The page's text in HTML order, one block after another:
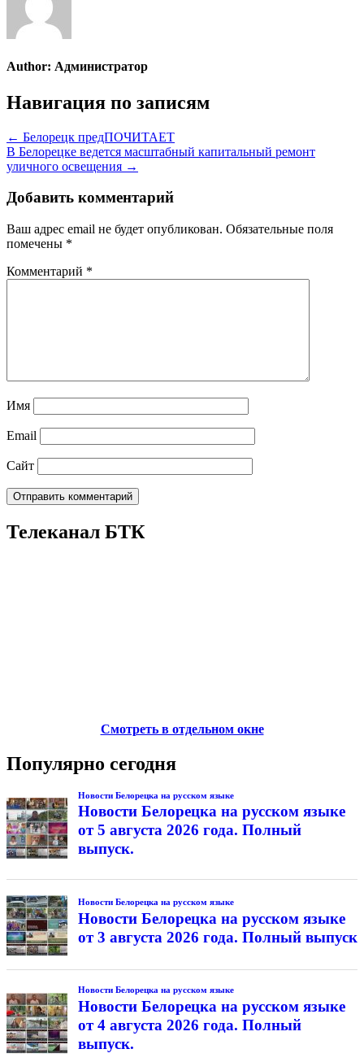
Author: Администратор
Навигация по записям
← Белорецк предПОЧИТАЕТ
В Белорецке ведется масштабный капитальный ремонт
уличного освещения →
Добавить комментарий
Ваш адрес email не будет опубликован. Обязательные поля
помечены *
Комментарий *
Имя
Email
Сайт
Телеканал БТК
Смотреть в отдельном окне
Популярно сегодня
Новости Белорецка на русском языке
Новости Белорецка на русском языке
от 5 августа 2026 года. Полный
выпуск.
Новости Белорецка на русском языке
Новости Белорецка на русском языке
от 3 августа 2026 года. Полный выпуск
Новости Белорецка на русском языке
Новости Белорецка на русском языке
от 4 августа 2026 года. Полный
выпуск.